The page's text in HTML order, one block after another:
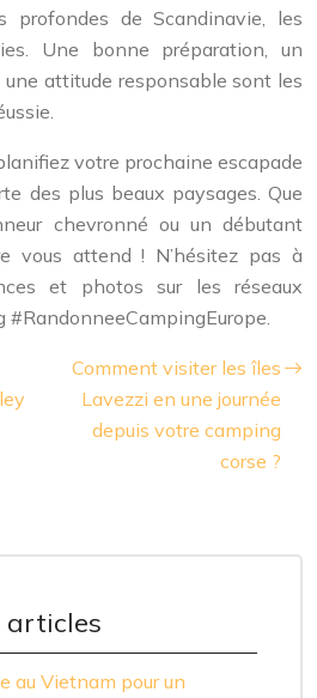
profondes de Scandinavie, les
Une bonne préparation, un
attitude responsable sont les
votre prochaine escapade
des plus beaux paysages. Que
chevronné ou un débutant
vous attend ! N’hésitez pas à
et photos sur les réseaux
Comment visiter les îles
Lavezzi en une journée
depuis votre camping
corse ?
articles
au Vietnam pour un